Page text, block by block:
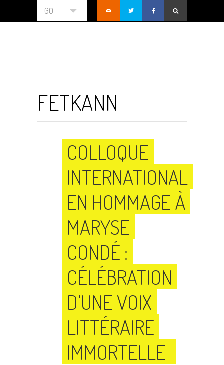
GO
FETKANN
COLLOQUE
INTERNATIONAL
EN HOMMAGE À
MARYSE
CONDÉ :
CÉLÉBRATION
D’UNE VOIX
LITTÉRAIRE
IMMORTELLE